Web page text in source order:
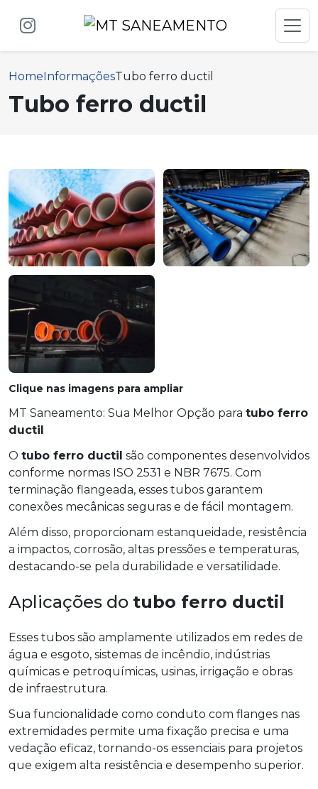
HomeInformaçõesTubo ferro ductil
Tubo ferro ductil
Clique nas imagens para ampliar
MT Saneamento: Sua Melhor Opção para tubo ferro
ductil
O tubo ferro ductil são componentes desenvolvidos
conforme normas ISO 2531 e NBR 7675. Com
terminação flangeada, esses tubos garantem
conexões mecânicas seguras e de fácil montagem.
Além disso, proporcionam estanqueidade, resistência
a impactos, corrosão, altas pressões e temperaturas,
destacando-se pela durabilidade e versatilidade.
Aplicações do tubo ferro ductil
Esses tubos são amplamente utilizados em redes de
água e esgoto, sistemas de incêndio, indústrias
químicas e petroquímicas, usinas, irrigação e obras
de infraestrutura.
Sua funcionalidade como conduto com flanges nas
extremidades permite uma fixação precisa e uma
vedação eficaz, tornando-os essenciais para projetos
que exigem alta resistência e desempenho superior.